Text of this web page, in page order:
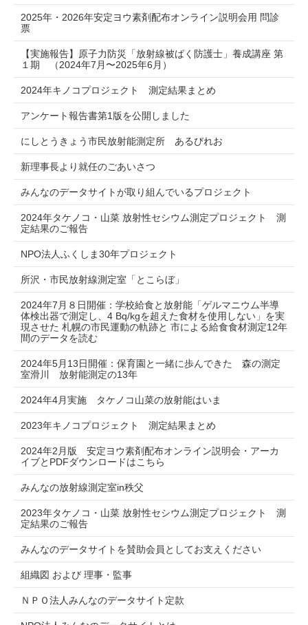
2025年・2026年安定ヨウ素剤配布オンライン説明会用 問診
票
【実施報告】原子力防災「放射線被ばく防護士」養成講座 第
１期 （2024年7月〜2025年6月）
2024年キノコプロジェクト 測定結果まとめ
アンケート報告書第1版を公開しました
にしとうきょう市民放射能測定所 あるびれお
新理事長より就任のごあいさつ
みんなのデータサイトが取り組んでいるプロジェクト
2024年タケノコ・山菜 放射性セシウム測定プロジェクト 測
定結果のご報告
NPO法人ふくしま30年プロジェクト
所沢・市民放射線測定室「とこらぼ」
2024年7月８日開催：学校給食と放射能「ゲルマニウム半導
体検出器で測定し、4 Bq/kgを超えた食材を使用しない」を実
現させた 札幌の市民運動の軌跡と 市による給食食材測定12年
間のデータを読む
2024年5月13日開催：保育園と一緒に歩んできた 森の測定
室滑川 放射能測定の13年
2024年4月実施 タケノコ山菜の放射能はいま
2023年キノコプロジェクト 測定結果まとめ
2024年2月版 安定ヨウ素剤配布オンライン説明会・アーカ
イブとPDFダウンロードはこちら
みんなの放射線測定室in秩父
2023年タケノコ・山菜 放射性セシウム測定プロジェクト 測
定結果のご報告
みんなのデータサイトを賛助会員としてお支えください
組織図 および 理事・監事
ＮＰＯ法人みんなのデータサイト定款